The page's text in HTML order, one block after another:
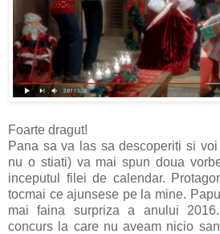
Foarte dragut!
Pana sa va las sa descoperiti si
nu o stiati) va mai spun doua
inceputul filei de calendar.
tocmai ce ajunsese pe la mine.
mai faina surpriza a anului
concurs la care nu aveam nicio